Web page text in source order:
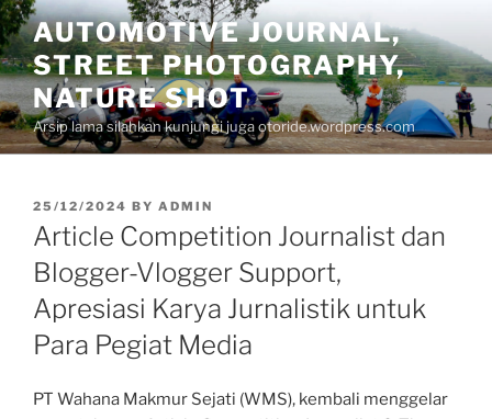
Skip
to
content
AUTOMOTIVE JOURNAL,
STREET PHOTOGRAPHY,
NATURE SHOT
Arsip lama silahkan kunjungi juga otoride.wordpress.com
POSTED
ON
25/12/2024 BY ADMIN
Article Competition Journalist dan
Blogger-Vlogger Support,
Apresiasi Karya Jurnalistik untuk
Para Pegiat Media
PT Wahana Makmur Sejati (WMS), kembali menggelar